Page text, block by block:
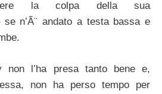
la colpa della sua
se n’Ã¨ andato a testa bassa e
non l’ha presa tanto bene e,
non ha perso tempo per